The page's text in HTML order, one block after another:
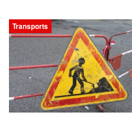
Transports